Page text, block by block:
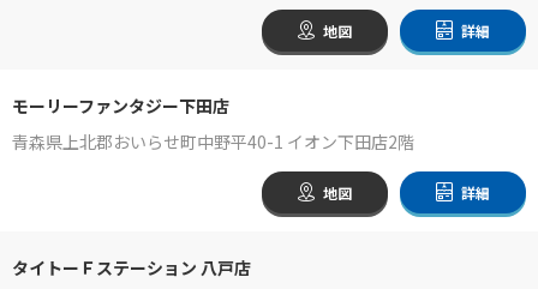
地図 詳細
モーリーファンタジー下田店
青森県上北郡おいらせ町中野平40-1 イオン下田店2階
地図 詳細
タイトーＦステーション 八戸店